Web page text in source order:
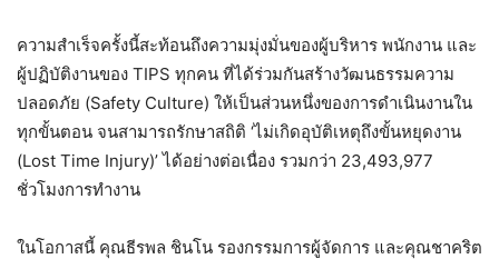
ความสำเร็จครั้งนี้สะท้อนถึงความมุ่งมั่นของผู้บริหาร พนักงาน และ
ผู้ปฏิบัติงานของ TIPS ทุกคน ที่ได้ร่วมกันสร้างวัฒนธรรมความ
ปลอดภัย (Safety Culture) ให้เป็นส่วนหนึ่งของการดำเนินงานใน
ทุกขั้นตอน จนสามารถรักษาสถิติ ‘ไม่เกิดอุบัติเหตุถึงขั้นหยุดงาน
(Lost Time Injury)’ ได้อย่างต่อเนื่อง รวมกว่า 23,493,977
ชั่วโมงการทำงาน
ในโอกาสนี้ คุณธีรพล ชินโน รองกรรมการผู้จัดการ และคุณชาคริต